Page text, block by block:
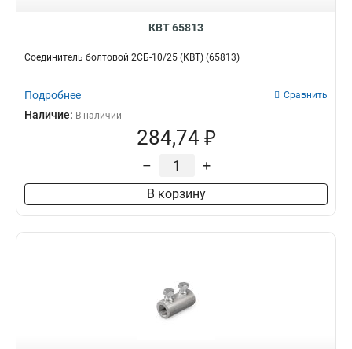
КВТ 65813
Соединитель болтовой 2СБ-10/25 (КВТ) (65813)
Подробнее Сравнить
Наличие: В наличии
284,74 ₽
– +
В корзину